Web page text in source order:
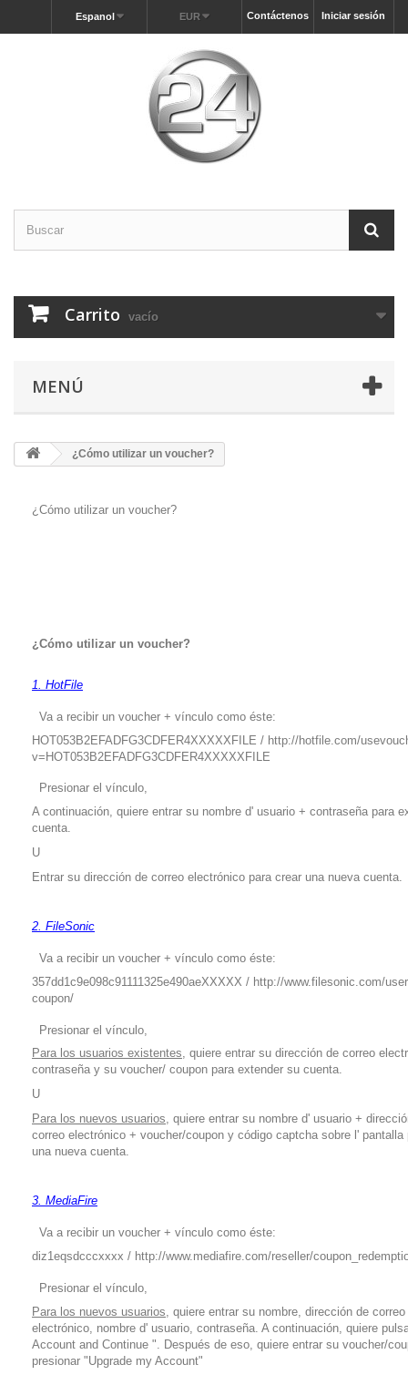
Iniciar sesión
Contáctenos
EUR
Espanol
Carrito vacío
MENÚ
¿Cómo utilizar un voucher?
¿Cómo utilizar un voucher?
¿Cómo utilizar un voucher?
1. HotFile
Va a recibir un voucher + vínculo como éste:
HOT053B2EFADFG3CDFER4XXXXXFILE / http://hotfile.com/
v=HOT053B2EFADFG3CDFER4XXXXXFILE
Presionar el vínculo,
A continuación, quiere entrar su nombre d' usuario + contraseña para
cuenta.
U
Entrar su dirección de correo electrónico para crear una nueva cuenta.
2. FileSonic
Va a recibir un voucher + vínculo como éste:
357dd1c9e098c91111325e490aeXXXXX / http://www.filesonic.com/
coupon/
Presionar el vínculo,
Para los usuarios existentes, quiere entrar su dirección de correo
contraseña y su voucher/ coupon para extender su cuenta.
U
Para los nuevos usuarios, quiere entrar su nombre d' usuario +
correo electrónico + voucher/coupon y código captcha sobre l' pantalla
una nueva cuenta.
3. MediaFire
Va a recibir un voucher + vínculo como éste:
diz1eqsdcccxxxx / http://www.mediafire.com/reseller/
Presionar el vínculo,
Para los nuevos usuarios, quiere entrar su nombre, dirección de correo
electrónico, nombre d' usuario, contraseña. A continuación, quiere
Account and Continue ". Después de eso, quiere entrar su voucher/
presionar "Upgrade my Account"